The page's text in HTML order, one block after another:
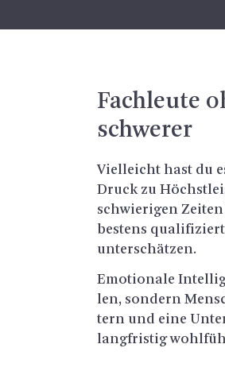
Fach­leu­te
schwe­rer
Viel­leicht hast du
Druck zu
schwie­ri­gen
bes­tens
un­ter­schät­zen.
Emo­tio­na­le
len, son­dern
tern und eine
lang­fris­tig